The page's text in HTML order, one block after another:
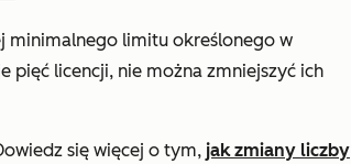
minimalnego limitu określonego w
pięć licencji, nie można zmniejszyć ich
się więcej o tym, jak zmiany liczby